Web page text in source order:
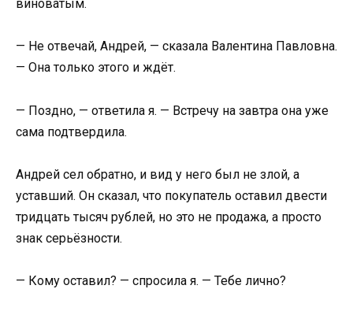
виноватым.
— Не отвечай, Андрей, — сказала Валентина Павловна.
— Она только этого и ждёт.
— Поздно, — ответила я. — Встречу на завтра она уже
сама подтвердила.
Андрей сел обратно, и вид у него был не злой, а
уставший. Он сказал, что покупатель оставил двести
тридцать тысяч рублей, но это не продажа, а просто
знак серьёзности.
— Кому оставил? — спросила я. — Тебе лично?